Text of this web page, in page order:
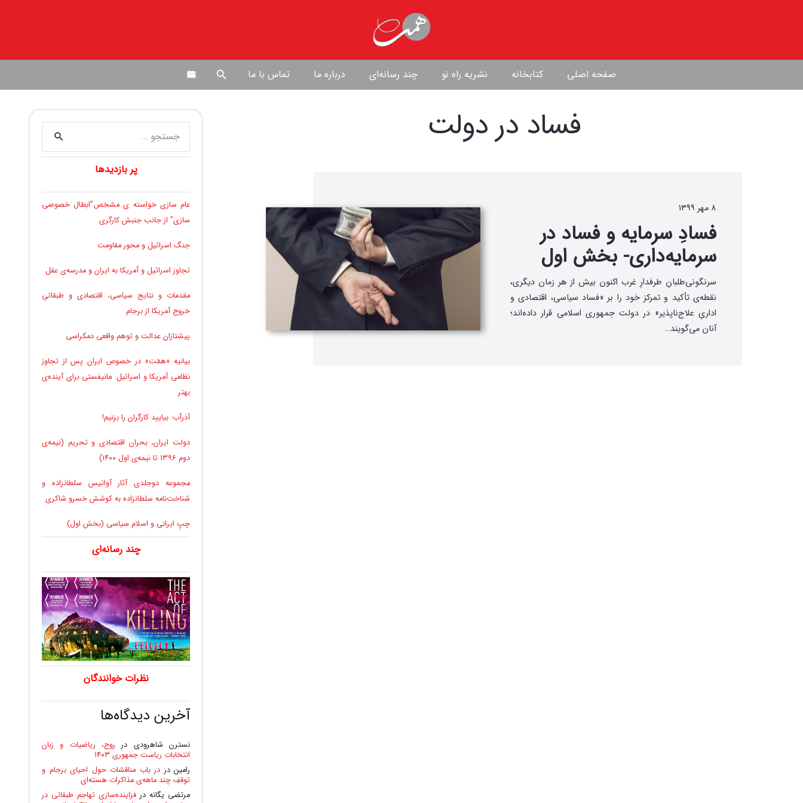
صفحه اصلی کتابخانه نشریه راه نو چند رسانه‌ای درباره ما تماس با ما search
فساد در دولت
۸ مهر ۱۳۹۹
فسادِ سرمایه و فساد در
سرمایه‌داری- بخش اول
سرنگونی‌طلبانِ طرفدارِ غرب اکنون بیش از هر زمان دیگری،
نقطه‌ی تأکید و تمرکز خود را بر «فساد سیاسی، اقتصادی و
اداریِ علاج‌ناپذیر» در دولت جمهوری اسلامی قرار داده‌اند؛
آنان می‌گویند…
برای:
پر بازدیدها
عام سازی خواسته ی مشخص”ابطال خصوصی
سازی” از جانب جنبش کارگری
جنگ اسرائیل و محور مقاومت
تجاوز اسرائیل و آمریکا به ایران و مدرسه‌ی عقل
مقدمات و نتایج سیاسی، اقتصادی و طبقاتیِ
خروج آمریکا از برجام
پیشتازان عدالت و توهم واقعی دمکراسی
بیانیه «همّت» در خصوص ایران پس از تجاوز
نظامی آمریکا و اسرائیل: مانیفستی برای آینده‌ی
بهتر
آذرآب: بیایید کارگران را بزنیم!
دولت ایران، بحران اقتصادی و تحریم (نیمه‌ی
دوم ۱۳۹۶ تا نیمه‌ی اول ۱۴۰۰)
مجموعه دوجلدی آثار آواتیس سلطانزاده و
شناخت‌نامه سلطانزاده به کوشش خسرو شاکری
چپِ ایرانی و اسلام سیاسی (بخش اول)
چند رسانه‌ای
نظرات خوانندگان
آخرین دیدگاه‌ها
نسترن شاهرودی در روح، ریاضیات و زبان
انتخابات ریاست جمهوری ۱۴۰۳
رامین در در باب مناقشات حول احیای برجام و
توقفِ چند ماهه‌ی مذاکرات هسته‌ای
مرتضی یگانه در فزاینده‌سازی تهاجم طبقاتی در